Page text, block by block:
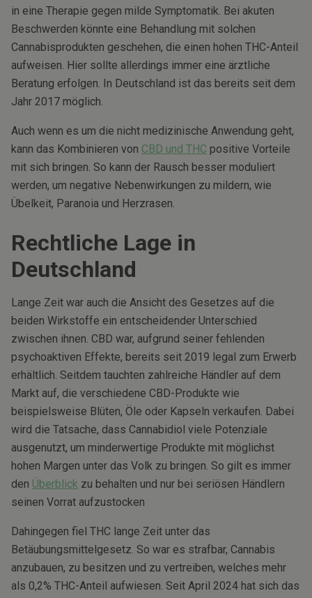
in eine Therapie gegen milde Symptomatik. Bei akuten
Beschwerden könnte eine Behandlung mit solchen
Cannabisprodukten geschehen, die einen hohen THC-Anteil
aufweisen. Hier sollte allerdings immer eine ärztliche
Beratung erfolgen. In Deutschland ist das bereits seit dem
Jahr 2017 möglich.
Auch wenn es um die nicht medizinische Anwendung geht,
kann das Kombinieren von CBD und THC positive Vorteile
mit sich bringen. So kann der Rausch besser moduliert
werden, um negative Nebenwirkungen zu mildern, wie
Übelkeit, Paranoia und Herzrasen.
Rechtliche Lage in
Deutschland
Lange Zeit war auch die Ansicht des Gesetzes auf die
beiden Wirkstoffe ein entscheidender Unterschied
zwischen ihnen. CBD war, aufgrund seiner fehlenden
psychoaktiven Effekte, bereits seit 2019 legal zum Erwerb
erhältlich. Seitdem tauchten zahlreiche Händler auf dem
Markt auf, die verschiedene CBD-Produkte wie
beispielsweise Blüten, Öle oder Kapseln verkaufen. Dabei
wird die Tatsache, dass Cannabidiol viele Potenziale
ausgenutzt, um minderwertige Produkte mit möglichst
hohen Margen unter das Volk zu bringen. So gilt es immer
den Überblick zu behalten und nur bei seriösen Händlern
seinen Vorrat aufzustocken
Dahingegen fiel THC lange Zeit unter das
Betäubungsmittelgesetz. So war es strafbar, Cannabis
anzubauen, zu besitzen und zu vertreiben, welches mehr
als 0,2% THC-Anteil aufwiesen. Seit April 2024 hat sich das